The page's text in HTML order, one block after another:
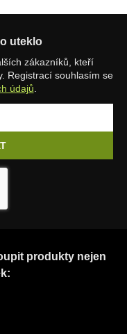
uteklo
zákazníků, kteří
Registrací souhlasím se
údajů
produkty nejen